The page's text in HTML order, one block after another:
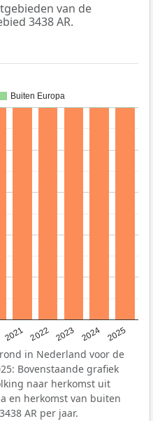
van de
3438 AR.
Buiten Europa
2021 2022 2023 2024 2025
in Nederland voor de
Bovenstaande grafiek
naar herkomst uit
en herkomst van buiten
AR per jaar.